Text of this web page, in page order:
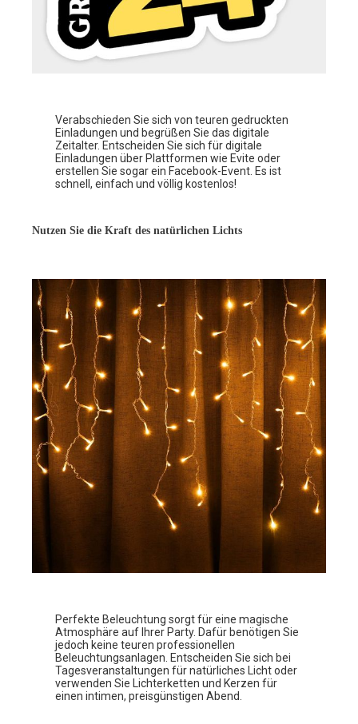
Verabschieden Sie sich von teuren gedruckten
Einladungen und begrüßen Sie das digitale
Zeitalter. Entscheiden Sie sich für digitale
Einladungen über Plattformen wie Evite oder
erstellen Sie sogar ein Facebook-Event. Es ist
schnell, einfach und völlig kostenlos!
Nutzen Sie die Kraft des natürlichen Lichts
Perfekte Beleuchtung sorgt für eine magische
Atmosphäre auf Ihrer Party. Dafür benötigen Sie
jedoch keine teuren professionellen
Beleuchtungsanlagen. Entscheiden Sie sich bei
Tagesveranstaltungen für natürliches Licht oder
verwenden Sie Lichterketten und Kerzen für
einen intimen, preisgünstigen Abend.